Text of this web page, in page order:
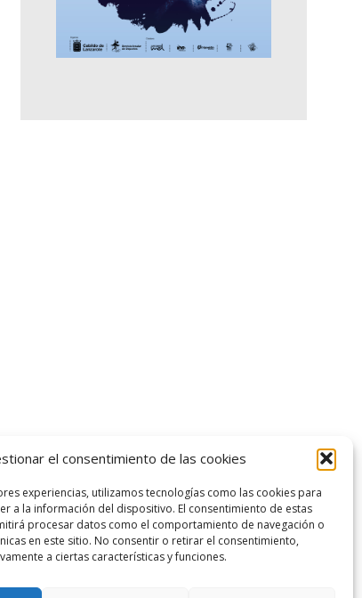
el consentimiento de las cookies
experiencias, utilizamos tecnologías como las cookies para
a la información del dispositivo. El consentimiento de estas
procesar datos como el comportamiento de navegación o
en este sitio. No consentir o retirar el consentimiento,
a ciertas características y funciones.
logo SID